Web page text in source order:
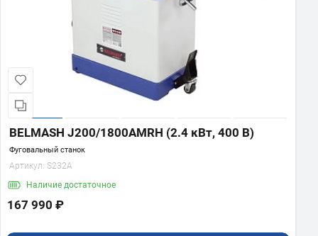
BELMASH J200/1800AMRH (2.4 кВт, 400 В)
Фуговальный станок
Артикул: S232A
Наличие достаточное
167 990 ₽